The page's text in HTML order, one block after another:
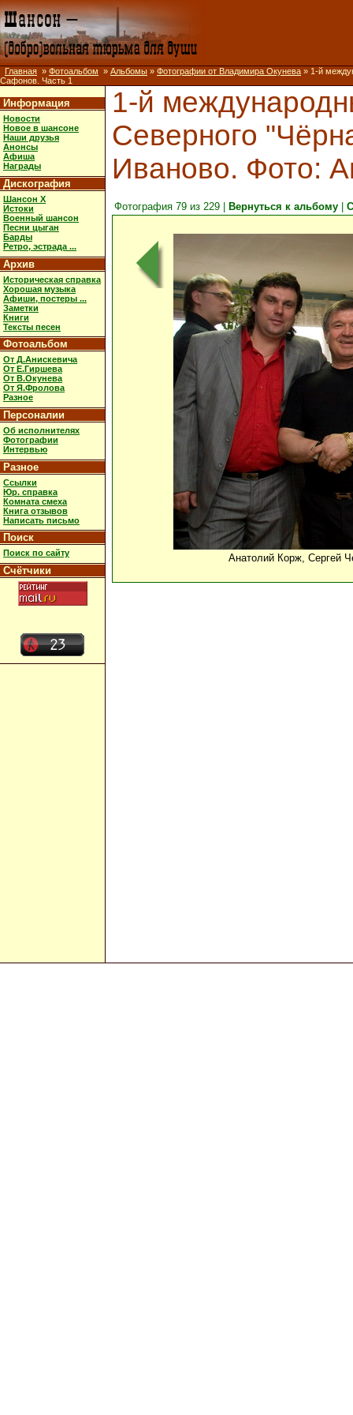
Главная » Фотоальбом » Альбомы » Фотографии от Владимира Окунева » 1-й
Сафонов. Часть 1
Информация
Новости
Новое в шансоне
Наши друзья
Анонсы
Афиша
Награды
Дискография
Шансон X
Истоки
Военный шансон
Песни цыган
Барды
Ретро, эстрада ...
Архив
Историческая справка
Хорошая музыка
Афиши, постеры ...
Заметки
Книги
Тексты песен
Фотоальбом
От Д.Анискевича
От Е.Гиршева
От В.Окунева
От Я.Фролова
Разное
Персоналии
Об исполнителях
Фотографии
Интервью
Разное
Ссылки
Юр. справка
Комната смеха
Книга отзывов
Написать письмо
Поиск
Поиск по сайту
Счётчики
1-й
Северного
Иваново. Фото:
Фотография 79 из 229 | Вернуться к альбому
Анатолий Корж, Сергей